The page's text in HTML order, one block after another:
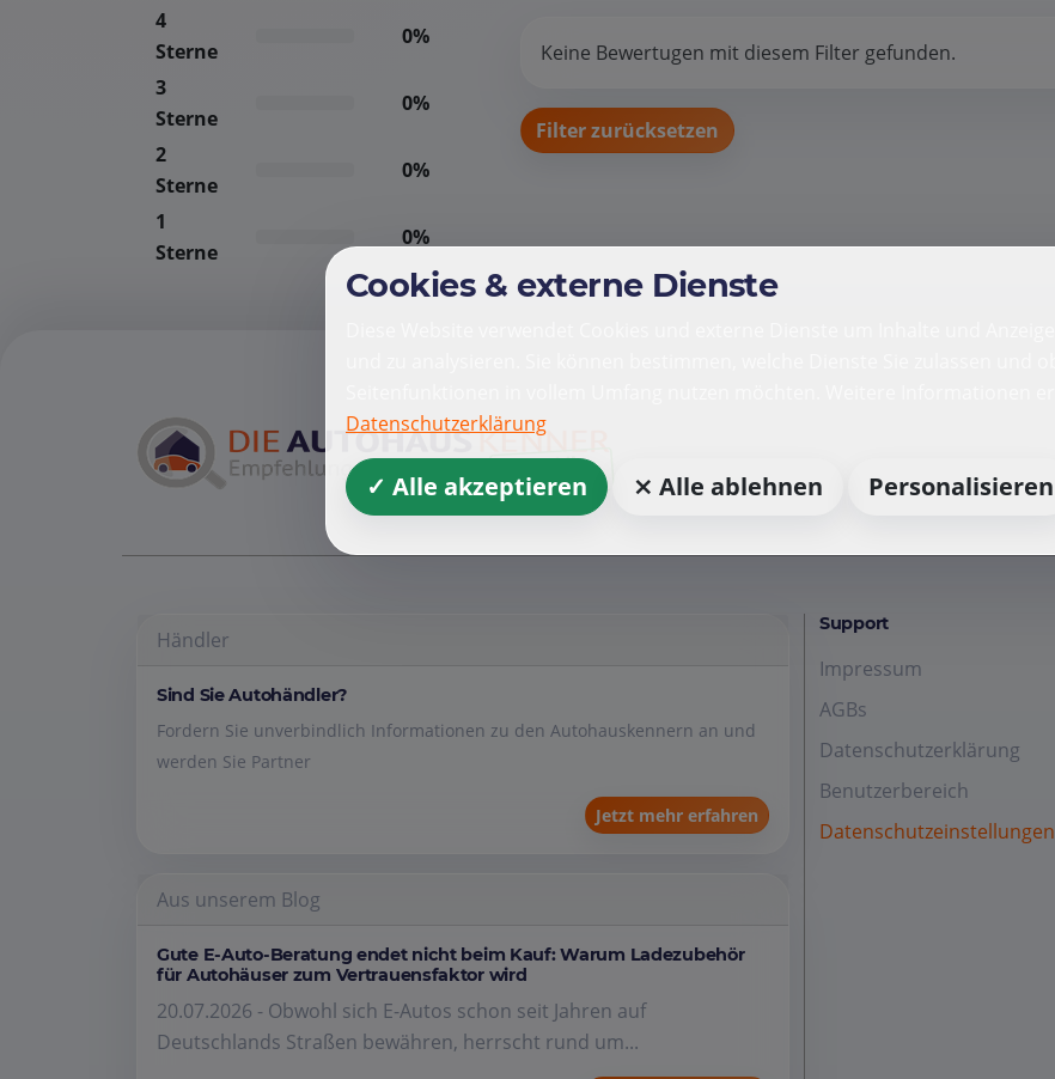
4
Sterne
0%
3
Sterne
0%
2
Sterne
0%
1
Sterne
0%
Keine Bewertugen mit diesem Filter gefunden.
Filter zurücksetzen
Händler
Sind Sie Autohändler?
Fordern Sie unverbindlich Informationen zu den Autohauskennern an und
werden Sie Partner
Jetzt mehr erfahren
Aus unserem Blog
Gute E-Auto-Beratung endet nicht beim Kauf: Warum Ladezubehör
für Autohäuser zum Vertrauensfaktor wird
20.07.2026 - Obwohl sich E-Autos schon seit Jahren auf
Deutschlands Straßen bewähren, herrscht rund um...
Support
Impressum
AGBs
Datenschutzerklärung
Benutzerbereich
Datenschutzeinstellungen
Cookies & externe Dienste
Datenschutzerklärung
✓ Alle akzeptieren ⨯ Alle ablehnen Personalisieren